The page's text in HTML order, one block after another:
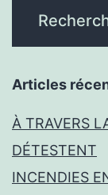
Articles
À TRAVERS
DÉTESTENT
INCENDIES